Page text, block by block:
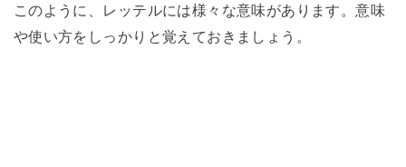
このように、レッテルには様々な意味があります。意味
や使い方をしっかりと覚えておきましょう。